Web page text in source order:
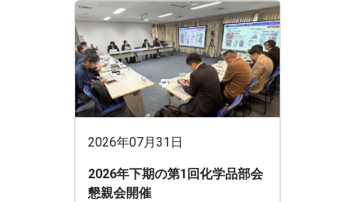
2026年07月31日
2026年下期の第1回化学品部会
懇親会開催